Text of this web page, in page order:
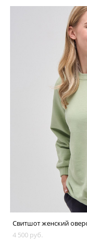
Свитшот женский
4 500 pуб.